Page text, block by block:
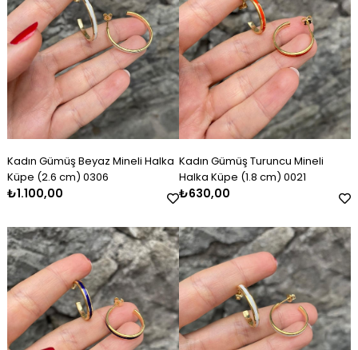
Kadın Gümüş Beyaz Mineli Halka
Küpe (2.6 cm) 0306
₺1.100,00
Kadın Gümüş Turuncu Mineli
Halka Küpe (1.8 cm) 0021
₺630,00